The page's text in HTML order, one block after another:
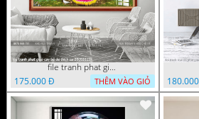
file tranh phat giao cay bo de thich ca 28092023
175.000 Đ
THÊM VÀO GIỎ